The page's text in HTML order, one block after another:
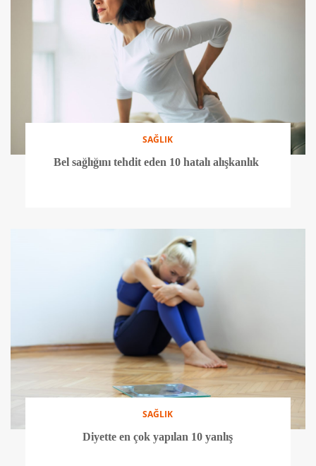
SAĞLIK
Bel sağlığını tehdit eden 10 hatalı alışkanlık
SAĞLIK
Diyette en çok yapılan 10 yanlış